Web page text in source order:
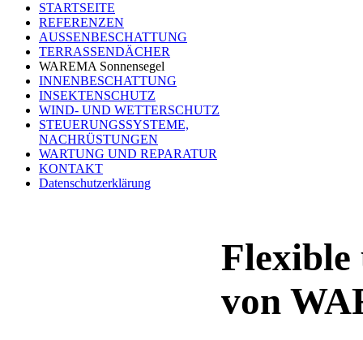
STARTSEITE
REFERENZEN
AUSSENBESCHATTUNG
TERRASSENDÄCHER
WAREMA Sonnensegel
INNENBESCHATTUNG
INSEKTENSCHUTZ
WIND- UND WETTERSCHUTZ
STEUERUNGSSYSTEME,
NACHRÜSTUNGEN
WARTUNG UND REPARATUR
KONTAKT
Datenschutzerklärung
Flexible
von